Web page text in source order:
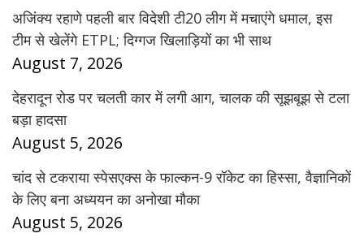
अजिंक्य रहाणे पहली बार विदेशी टी20 लीग में मचाएंगे धमाल, इस
टीम से खेलेंगे ETPL; दिग्गज खिलाड़ियों का भी साथ
August 7, 2026
देहरादून रोड पर चलती कार में लगी आग, चालक की सूझबूझ से टला
बड़ा हादसा
August 5, 2026
चांद से टकराया स्पेसएक्स के फाल्कन-9 रॉकेट का हिस्सा, वैज्ञानिकों
के लिए बना अध्ययन का अनोखा मौका
August 5, 2026